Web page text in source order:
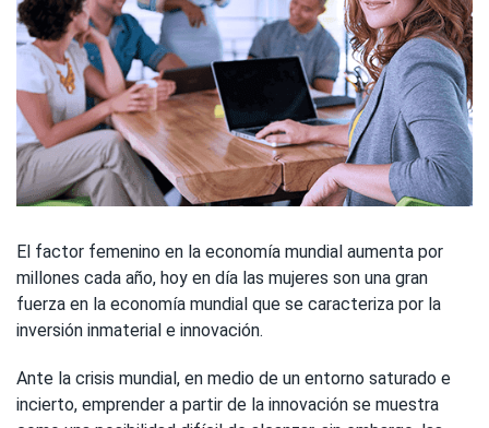
El factor femenino en la economía mundial aumenta por
millones cada año, hoy en día las mujeres son una gran
fuerza en la economía mundial que se caracteriza por la
inversión inmaterial e innovación.
Ante la crisis mundial, en medio de un entorno saturado e
incierto, emprender a partir de la innovación se muestra